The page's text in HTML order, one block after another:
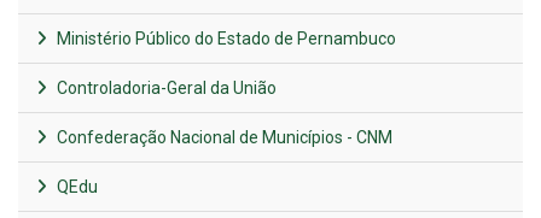
Ministério Público do Estado de Pernambuco
Controladoria-Geral da União
Confederação Nacional de Municípios - CNM
QEdu